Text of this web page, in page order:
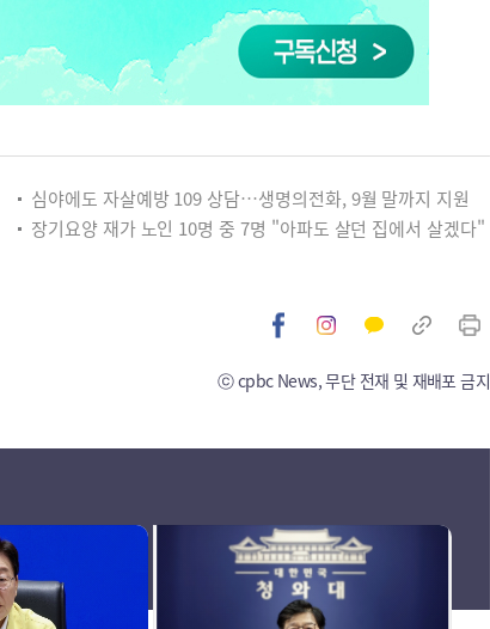
심야에도 자살예방 109 상담…생명의전화, 9월 말까지 지원
장기요양 재가 노인 10명 중 7명 "아파도 살던 집에서 살겠다"
ⓒ cpbc News, 무단 전재 및 재배포 금지